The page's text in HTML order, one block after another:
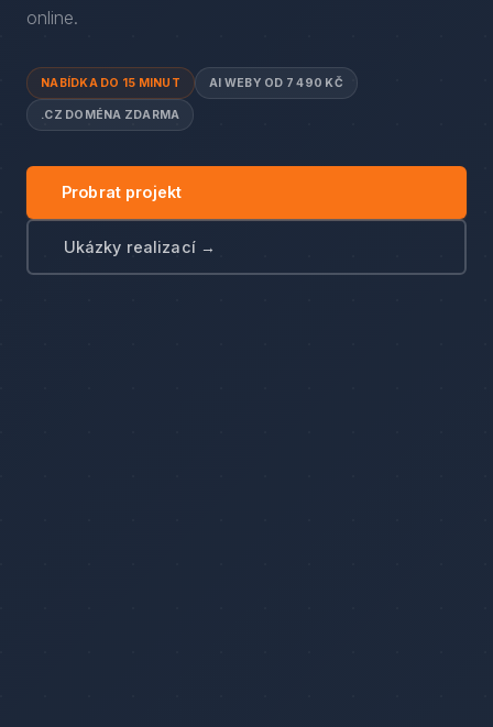
online.
NABÍDKA DO 15 MINUT AI WEBY OD 7 490 KČ
.CZ DOMÉNA ZDARMA
Probrat projekt
Ukázky realizací →